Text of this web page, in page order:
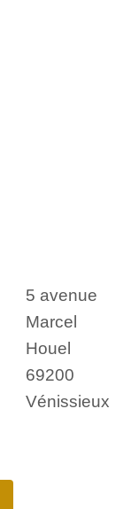
5 avenue
Marcel
Houel
69200
Vénissieux